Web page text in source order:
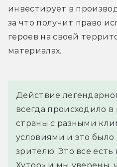
инвестирует в
за что получит право
героев на своей
материалах.
Действие
всегда происходило в
страны с разными
условиями и это было
зрителю. Это все есть
Хутор» и мы уверены,